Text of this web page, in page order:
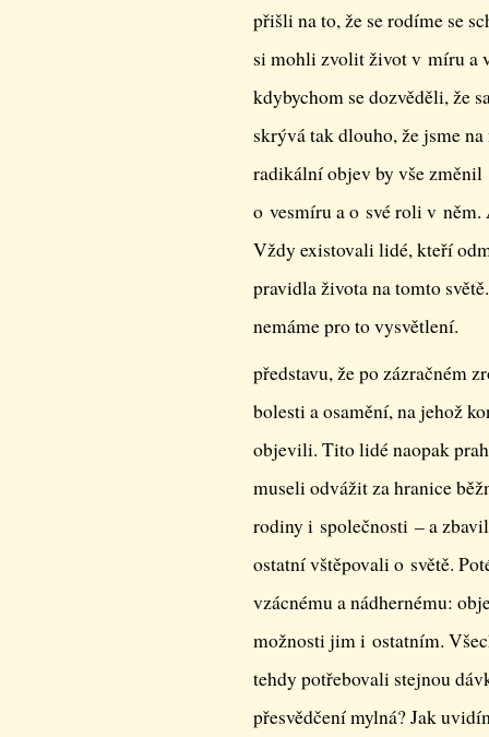
přišli na to, že se rodíme se
si mohli zvolit život v míru a
kdybychom se dozvěděli, že
skrývá tak dlouho, že jsme
radikální objev by vše
o vesmíru a o své roli v
Vždy existovali lidé, kteří
pravidla života na tomto
nemáme pro to vysvětlení.
představu, že po zázračném
bolesti a osamění, na jehož
objevili. Tito lidé naopak
museli odvážit za hranice
rodiny i společnosti – a
ostatní vštěpovali o světě.
vzácnému a nádhernému:
možnosti jim i ostatním.
tehdy potřebovali stejnou
přesvědčení mylná? Jak